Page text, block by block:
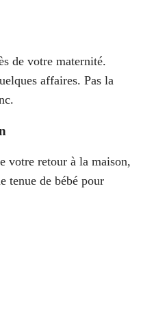
de votre maternité.
affaires. Pas la
votre retour à la maison,
tenue de bébé pour